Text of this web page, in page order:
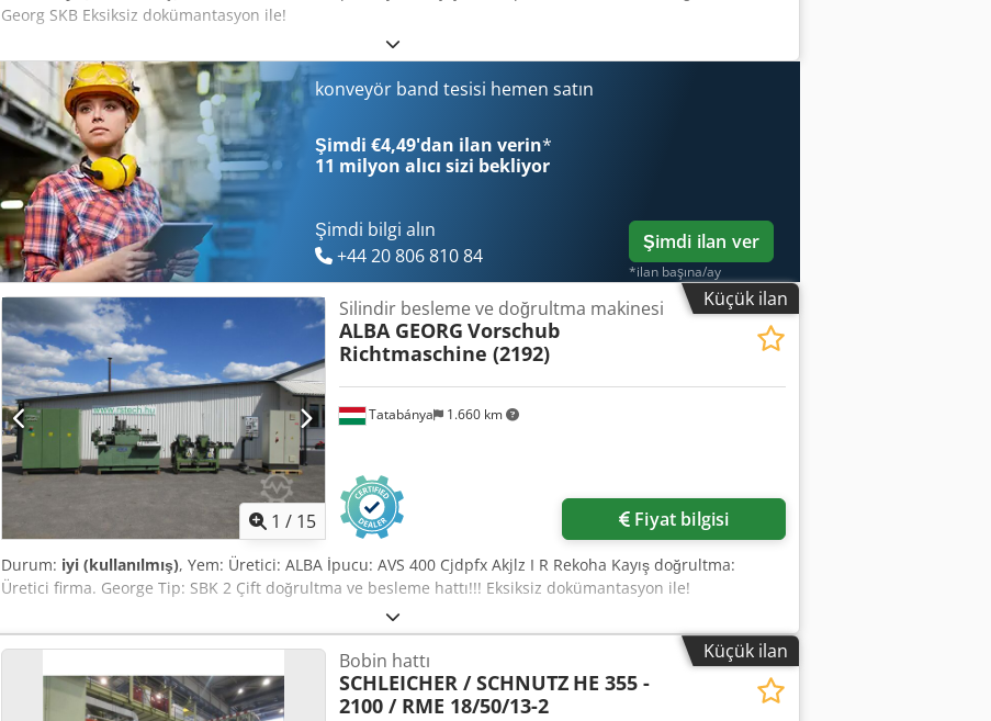
Georg SKB Eksiksiz dokümantasyon ile!
konveyör band tesisi hemen satın
Şimdi €4,49'dan ilan verin*
11 milyon alıcı sizi bekliyor
Şimdi bilgi alın
+44 20 806 810 84
Şimdi ilan ver
*ilan başına/ay
Küçük ilan
1 / 15
Tatabánya 1.660 km
Silindir besleme ve doğrultma makinesi
ALBA GEORG Vorschub
Richtmaschine (2192)
Fiyat bilgisi
Durum: iyi (kullanılmış), Yem: Üretici: ALBA İpucu: AVS 400 Cjdpfx Akjlz I R Rekoha Kayış doğrultma:
Üretici firma. George Tip: SBK 2 Çift doğrultma ve besleme hattı!!! Eksiksiz dokümantasyon ile!
Küçük ilan
Bobin hattı
SCHLEICHER / SCHNUTZ HE 355 -
2100 / RME 18/50/13-2